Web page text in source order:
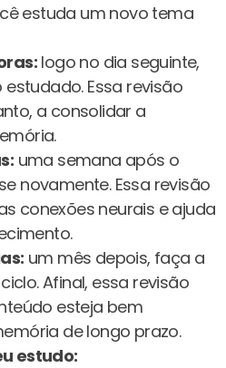
estuda um novo tema
logo no dia seguinte,
Essa revisão
a consolidar a
uma semana após o
novamente. Essa revisão
conexões neurais e ajuda
um mês depois, faça a
Afinal, essa revisão
esteja bem
de longo prazo.
estudo: